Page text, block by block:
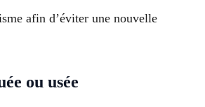
afin d’éviter une nouvelle
ou usée